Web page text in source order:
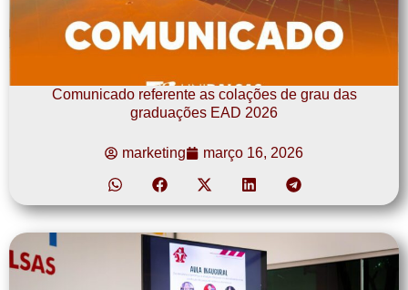
Comunicado referente as colações de grau das
graduações EAD 2026
marketing março 16, 2026